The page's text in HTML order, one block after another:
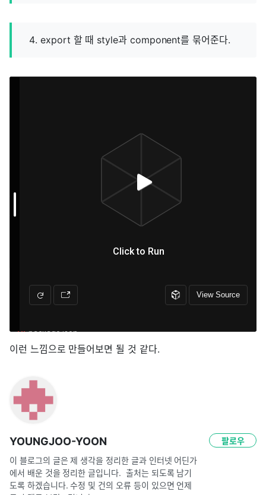
export 할 때 style과 component를 묶어준다.
이런 느낌으로 만들어보면 될 것 같다.
YOUNGJOO-YOON
이 블로그의 글은 제 생각을 정리한 글과 인터넷 어딘가
에서 배운 것을 정리한 글입니다.  출처는 되도록 남기
도록 하겠습니다. 수정 및 건의 오류 등이 있으면 언제
팔로우